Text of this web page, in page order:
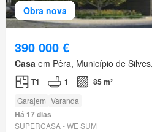
Obra nova
390 000 €
Casa em Pêra, Município de
T1 1 85 m²
Garajem Varanda
Há 17 dias
SUPERCASA - WE SUM